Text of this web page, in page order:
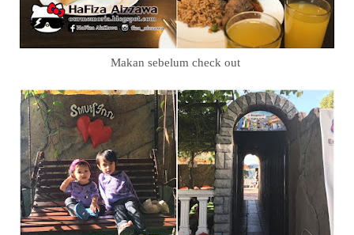
Makan sebelum check out